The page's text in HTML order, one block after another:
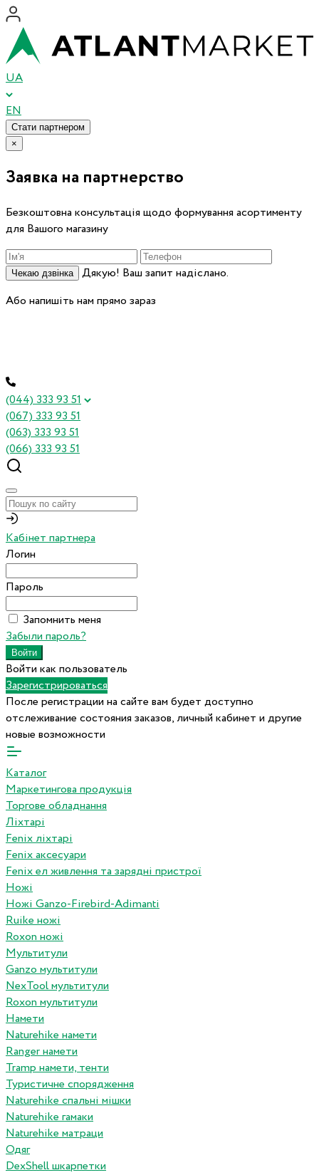
UA
EN
Стати партнером
×
Заявка на партнерство
Безкоштовна консультація щодо формування асортименту
для Вашого магазину
Чекаю дзвінка
Дякую! Ваш запит надіслано.
Або напишіть нам прямо зараз
(044) 333 93 51
(067) 333 93 51
(063) 333 93 51
(066) 333 93 51
Кабінет партнера
Логин
Пароль
Запомнить меня
Забыли пароль?
Войти как пользователь
Зарегистрироваться
После регистрации на сайте вам будет доступно
отслеживание состояния заказов, личный кабинет и другие
новые возможности
Каталог
Маркетингова продукція
Торгове обладнання
Ліхтарі
Fenix ліхтарі
Fenix аксесуари
Fenix ел живлення та зарядні пристрої
Ножі
Ножі Ganzo-Firebird-Adimanti
Ruike ножі
Roxon ножi
Мультитули
Ganzo мультитули
NexTool мультитули
Roxon мультитули
Намети
Naturehike намети
Ranger намети
Tramp намети, тенти
Туристичне спорядження
Naturehike спальні мішки
Naturehike гамаки
Naturehike матраци
Одяг
DexShell шкарпетки